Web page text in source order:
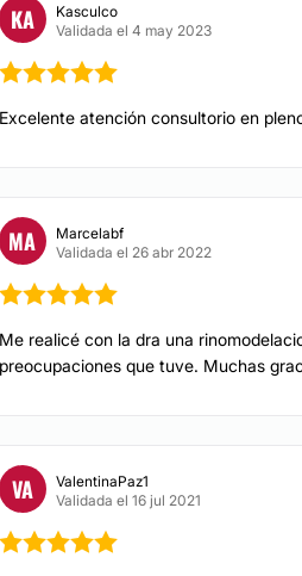
atiende
cada
KA
Kasculco
Validada el 4 may 2023
Excelente atención consultorio en
MA
Marcelabf
Validada el 26 abr 2022
Me realicé con la dra una
preocupaciones que tuve. Muchas
VA
ValentinaPaz1
Validada el 16 jul 2021